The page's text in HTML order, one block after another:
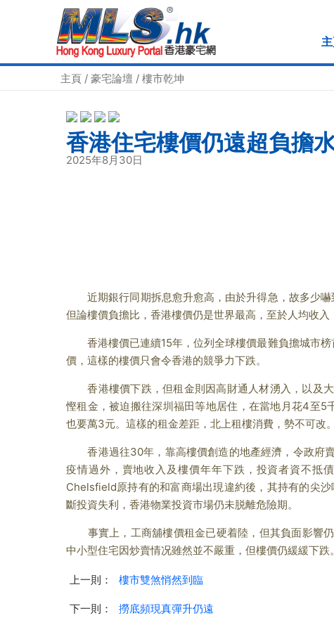
主頁 / 豪宅論壇 / 樓市乾坤
香港住宅樓價仍遠超負擔
2025年8月30日
近期銀行同期拆息愈升愈高，由於升得急，故多少嚇
但論樓價負擔比，香港樓價仍是世界最高，至於人均收入
香港樓價已連續15年，位列全球樓價最難負擔城市榜
價，這樣的樓價只會令香港的競爭力下跌。
香港樓價下跌，但租金則因高財通人材湧入，以及大
慳租金，被迫搬往深圳福田等地居住，在當地月花4至
也要萬3元。這樣的租金差距，北上租樓消費，勢不可改。
香港過往30年，靠高樓價創造的地產經濟，令政府
疫情過外，賣地收入及樓價年年下跌，投資者資不抵
Chelsfield原持有的和富商場出現違約後，其持有的尖
斷投資失利，香港物業投資市場仍未脱離危險期。
事實上，工商舖樓價租金已硬着陸，但其負面影響仍
中小型住宅因炒賣情况雖然並不嚴重，但樓價仍緩緩下
上一則： 樓市雙煞悄然到臨
下一則： 撈底頻現真彈升仍遠